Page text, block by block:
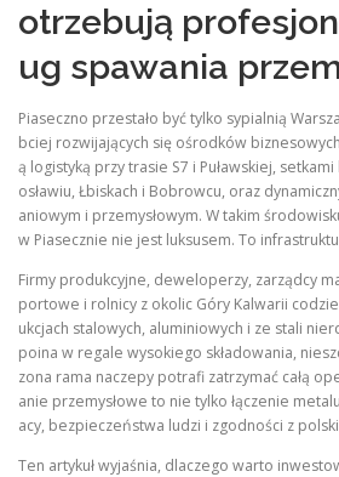
otrzebują
ug spawania
Piaseczno przestało być tylko sypialnią
bciej rozwijających się ośrodków
ą logistyką przy trasie S7 i Puławskiej,
osławiu, Łbiskach i Bobrowcu, oraz
aniowym i przemysłowym. W takim
w Piasecznie nie jest luksusem. To
Firmy produkcyjne, deweloperzy, zarządcy
portowe i rolnicy z okolic Góry Kalwarii
ukcjach stalowych, aluminiowych i ze stali
poina w regale wysokiego składowania,
zona rama naczepy potrafi zatrzymać całą
anie przemysłowe to nie tylko łączenie
acy, bezpieczeństwa ludzi i zgodności z
Ten artykuł wyjaśnia, dlaczego warto